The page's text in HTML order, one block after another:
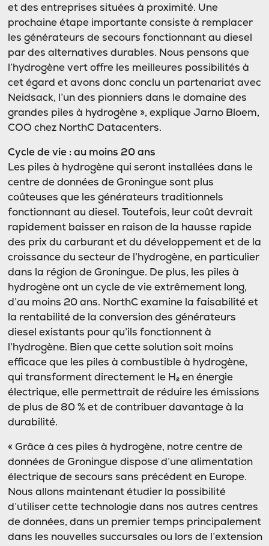
et des entreprises situées à proximité. Une
prochaine étape importante consiste à remplacer
les générateurs de secours fonctionnant au diesel
par des alternatives durables. Nous pensons que
l’hydrogène vert offre les meilleures possibilités à
cet égard et avons donc conclu un partenariat avec
Neidsack, l’un des pionniers dans le domaine des
grandes piles à hydrogène », explique Jarno Bloem,
COO chez NorthC Datacenters.
Cycle de vie : au moins 20 ans
Les piles à hydrogène qui seront installées dans le
centre de données de Groningue sont plus
coûteuses que les générateurs traditionnels
fonctionnant au diesel. Toutefois, leur coût devrait
rapidement baisser en raison de la hausse rapide
des prix du carburant et du développement et de la
croissance du secteur de l’hydrogène, en particulier
dans la région de Groningue. De plus, les piles à
hydrogène ont un cycle de vie extrêmement long,
d’au moins 20 ans. NorthC examine la faisabilité et
la rentabilité de la conversion des générateurs
diesel existants pour qu’ils fonctionnent à
l’hydrogène. Bien que cette solution soit moins
efficace que les piles à combustible à hydrogène,
qui transforment directement le H₂ en énergie
électrique, elle permettrait de réduire les émissions
de plus de 80 % et de contribuer davantage à la
durabilité.
« Grâce à ces piles à hydrogène, notre centre de
données de Groningue dispose d’une alimentation
électrique de secours sans précédent en Europe.
Nous allons maintenant étudier la possibilité
d’utiliser cette technologie dans nos autres centres
de données, dans un premier temps principalement
dans les nouvelles succursales ou lors de l’extension